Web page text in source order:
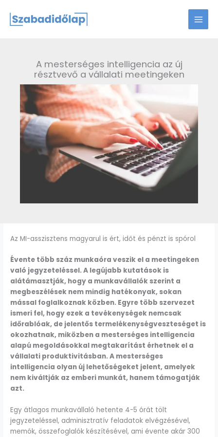
content
A mesterséges intelligencia az új
résztvevő a vállalati meetingeken
Az MI-asszisztens magyarul is ért, időt és pénzt is spórol
Évente több száz munkaóra veszik el a meetingeken
való jegyzeteléssel. A legújabb kutatások is
alátámasztják, hogy a munkavállalók szerint a
megbeszélések nem mindig hatékonyak, sokan
mással foglalkoznak közben. Egyre több szervezet
ismeri fel, hogy ezek a tevékenységek nemcsak
időrablóak, de jelentős termelékenységveszteséget is
okozhatnak, miközben a mesterséges intelligencia
alapú megoldásokkal megtakarítást érhetnek el a
vállalati produktivitásban. A mesterséges
intelligencia olyan új lehetőségeket jelent, amelyek
nem kiváltják az emberi munkát, hanem támogatják
azt.
Egy átlagos munkavállaló hetente 4-5 órát tölt
jegyzeteléssel, adminisztratív feladatok elvégzésével,
memók, összefoglalók készítésével, ami évente akár 300